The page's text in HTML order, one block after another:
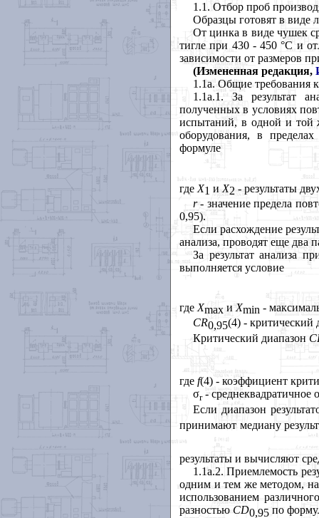
1.1. Отбор проб
Образцы готовят в виде
От цинка в виде чушек
тигле при 430 - 450°С и
зависимости от размеров
(Измененная редакция,
1.1а. Общие требования
1.1a.1. За результат
полученных в условиях
испытаний, в одной и той
оборудования, в
формуле
где Х1 и Х2 - результаты
r - значение предела
0,95).
Если расхождение
анализа, проводят еще два
За результат анализа
выполняется условие
где Xmax иXmin -
CR0,95(4) - критический
Критический диапазон
где f(4) - коэффициент
σr- среднеквадратичное
Если диапазон
принимают медиану
результаты и вычисляют
1.1а.2. Приемлемость
одним и тем же методом,
использованием
разностьюCD0,95 по